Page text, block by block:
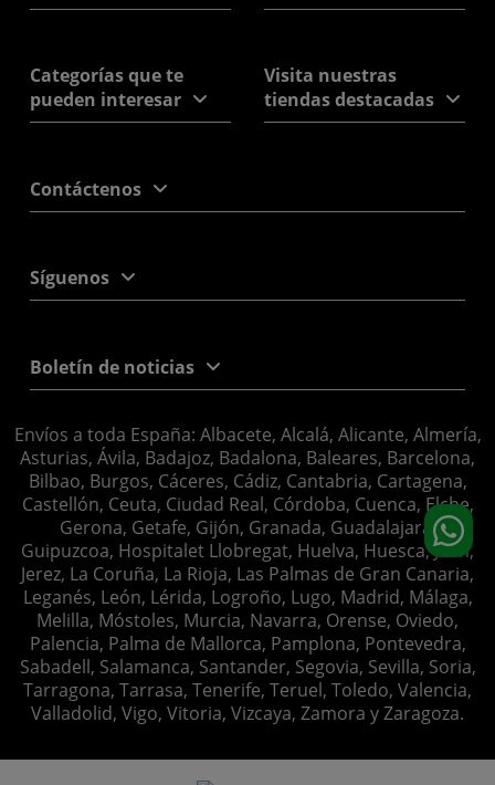
Categorías que te
pueden interesar
Visita nuestras
tiendas destacadas
Contáctenos
Síguenos
Boletín de noticias
Envíos a toda España: Albacete, Alcalá, Alicante, Almería,
Asturias, Ávila, Badajoz, Badalona, Baleares, Barcelona,
Bilbao, Burgos, Cáceres, Cádiz, Cantabria, Cartagena,
Castellón, Ceuta, Ciudad Real, Córdoba, Cuenca, Elche,
Gerona, Getafe, Gijón, Granada, Guadalajara,
Guipuzcoa, Hospitalet Llobregat, Huelva, Huesca, Jaén,
Jerez, La Coruña, La Rioja, Las Palmas de Gran Canaria,
Leganés, León, Lérida, Logroño, Lugo, Madrid, Málaga,
Melilla, Móstoles, Murcia, Navarra, Orense, Oviedo,
Palencia, Palma de Mallorca, Pamplona, Pontevedra,
Sabadell, Salamanca, Santander, Segovia, Sevilla, Soria,
Tarragona, Tarrasa, Tenerife, Teruel, Toledo, Valencia,
Valladolid, Vigo, Vitoria, Vizcaya, Zamora y Zaragoza.